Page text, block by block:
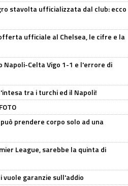
stavolta ufficializzata dal club: ecco
ufficiale al Chelsea, le cifre e la
Celta Vigo 1-1 e l'errore di
tra i turchi ed il Napoli!
prendere corpo solo ad una
League, sarebbe la quinta di
garanzie sull'addio